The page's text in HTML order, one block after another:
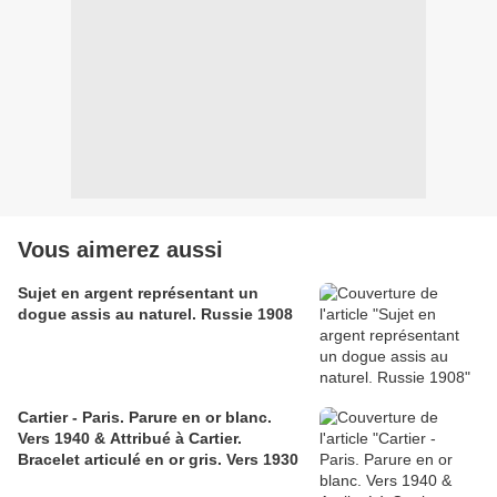
Vous aimerez aussi
Sujet en argent représentant un
dogue assis au naturel. Russie 1908
Cartier - Paris. Parure en or blanc.
Vers 1940 & Attribué à Cartier.
Bracelet articulé en or gris. Vers 1930